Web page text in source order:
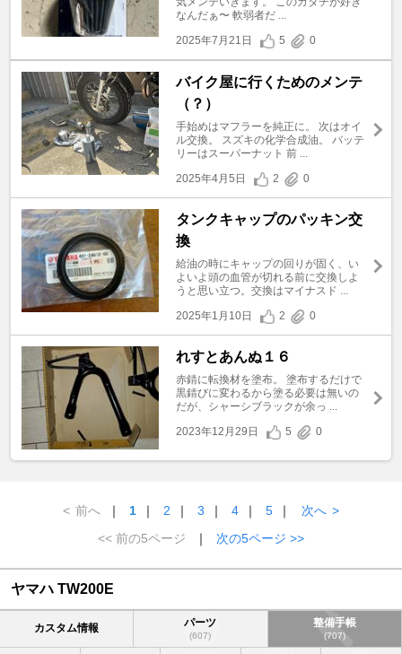
なんだぁ〜 軟弱者だ ...
2025年7月21日
5 0
バイク屋に行くためのメンテ
（？）
手始めはマフラーを純正に。 次はオイ
ル交換。 スズキの化学合成油。 バッテ
リーはスーパーナット 前 ...
2025年4月5日
2 0
タンクキャップのパッキン交
換
給油の時にキャップの回りが固く、い
よいよ頭の血管が切れる前に交換しよ
うと思い立つ。交換はマイナスド ...
2025年1月10日
2 0
れすとあんぬ１６
赤錆に転換材を塗布。 塗布するだけで
黒錆びに変わるから塗る必要は無いの
だが、シャーシブラックが余っ ...
2023年12月29日
5 0
< 前へ ｜ 1 ｜ 2 ｜ 3 ｜ 4 ｜ 5 ｜ 次へ >
<< 前の5ページ
｜ 次の5ページ >>
ヤマハ TW200E
カスタム情報 パーツ
(607)
整備手帳
(707)